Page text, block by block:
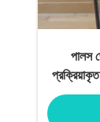
পালস
প্রক্রিয়াকৃত